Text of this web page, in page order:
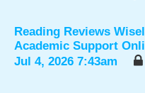
Reading Reviews
Academic Support
Jul 4, 2026 7:43am